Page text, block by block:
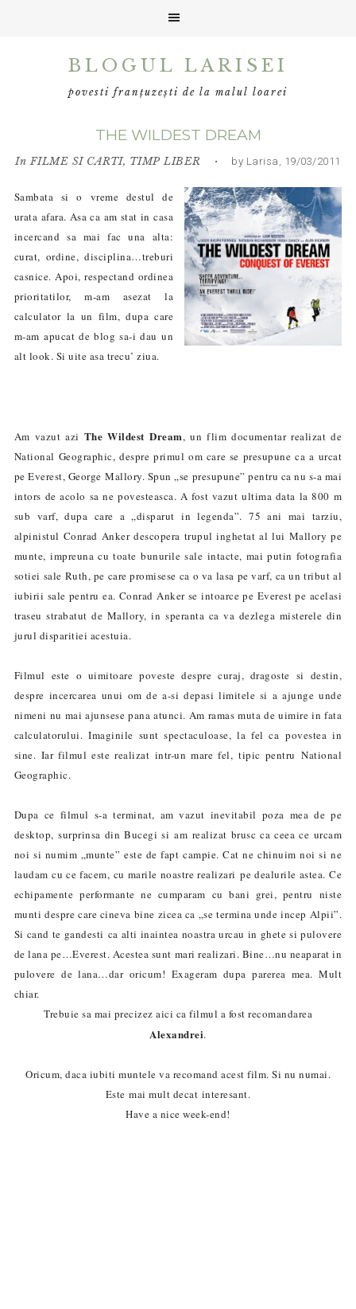
BLOGUL LARISEI
povesti franțuzești de la malul loarei
THE WILDEST DREAM
InFILME SI CARTI, TIMP LIBER • by Larisa, 19/03/2011
Sambata si o vreme destul de
urata afara. Asa ca am stat in casa
incercand sa mai fac una alta:
curat, ordine, disciplina…treburi
casnice. Apoi, respectand ordinea
prioritatilor, m-am asezat la
calculator la un film, dupa care
m-am apucat de blog sa-i dau un
alt look. Si uite asa trecu’ ziua.
Am vazut azi The Wildest Dream, un flim documentar realizat de
National Geographic, despre primul om care se presupune ca a urcat
pe Everest, GeorgeMallory. Spun „se presupune” pentru ca nu s-a mai
intors de acolo sa ne povesteasca. A fost vazut ultima data la 800 m
sub varf, dupa care a „disparut in legenda”. 75 ani mai tarziu,
alpinistul Conrad Ankerdescopera trupul inghetat al lui Mallory pe
munte, impreuna cu toate bunurile sale intacte, mai putin fotografia
sotiei sale Ruth, pe care promisese ca o va lasa pe varf, ca un tribut al
iubirii sale pentru ea. Conrad Anker se intoarce pe Everest pe acelasi
traseu strabatut de Mallory, in speranta ca va dezlega misterele din
jurul disparitiei acestuia.
Filmul este o uimitoare poveste despre curaj, dragoste si destin,
despre incercarea unui om de a-si depasi limitele si a ajunge unde
nimeni nu mai ajunsese pana atunci. Am ramas muta de uimire in fata
calculatorului. Imaginile sunt spectaculoase, la fel ca povestea in
sine. Iar filmul este realizat intr-un mare fel, tipic pentru National
Geographic.
Dupa ce filmul s-a terminat, am vazut inevitabil poza mea de pe
desktop, surprinsa din Bucegi si am realizat brusc ca ceea ce urcam
noi si numim „munte” este de fapt campie. Cat ne chinuim noi si ne
laudam cu ce facem, cu marile noastre realizari pe dealurile astea. Ce
echipamente performante ne cumparam cu bani grei, pentru niste
munti despre care cineva bine zicea ca „se termina unde incep Alpii”.
Si cand te gandesti ca alti inaintea noastra urcau in ghete si pulovere
de lana pe…Everest. Acestea sunt mari realizari. Bine…nu neaparat in
pulovere de lana…dar oricum! Exageram dupa parerea mea. Mult
chiar.
Trebuie sa mai precizez aici ca filmul a fost recomandarea
Alexandrei.
Oricum, daca iubiti muntele va recomand acest film. Si nu numai.
Este mai mult decat interesant.
Have a nice week-end!